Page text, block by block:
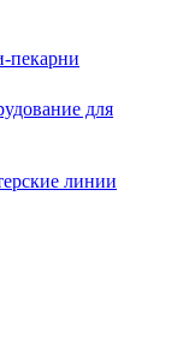
пекарни
для
линии